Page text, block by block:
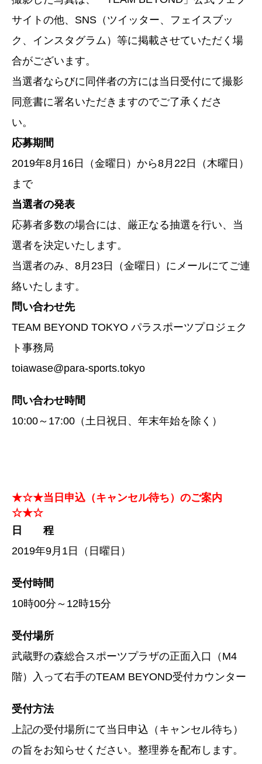
サイトの他、SNS（ツイッター、フェイスブッ
ク、インスタグラム）等に掲載させていただく場
合がございます。
当選者ならびに同伴者の方には当日受付にて撮影
同意書に署名いただきますのでご了承くださ
い。
応募期間
2019年8月16日（金曜日）から8月22日（木曜日）
まで
当選者の発表
応募者多数の場合には、厳正なる抽選を行い、当
選者を決定いたします。
当選者のみ、8月23日（金曜日）にメールにてご連
絡いたします。
問い合わせ先
TEAM BEYOND TOKYO パラスポーツプロジェク
ト事務局
toiawase@para-sports.tokyo
問い合わせ時間
10:00～17:00（土日祝日、年末年始を除く）
★☆★当日申込（キャンセル待ち）のご案内
☆★☆
日 程
2019年9月1日（日曜日）
受付時間
10時00分～12時15分
受付場所
武蔵野の森総合スポーツプラザの正面入口（M4
階）入って右手のTEAM BEYOND受付カウンター
受付方法
上記の受付場所にて当日申込（キャンセル待ち）
の旨をお知らせください。整理券を配布します。